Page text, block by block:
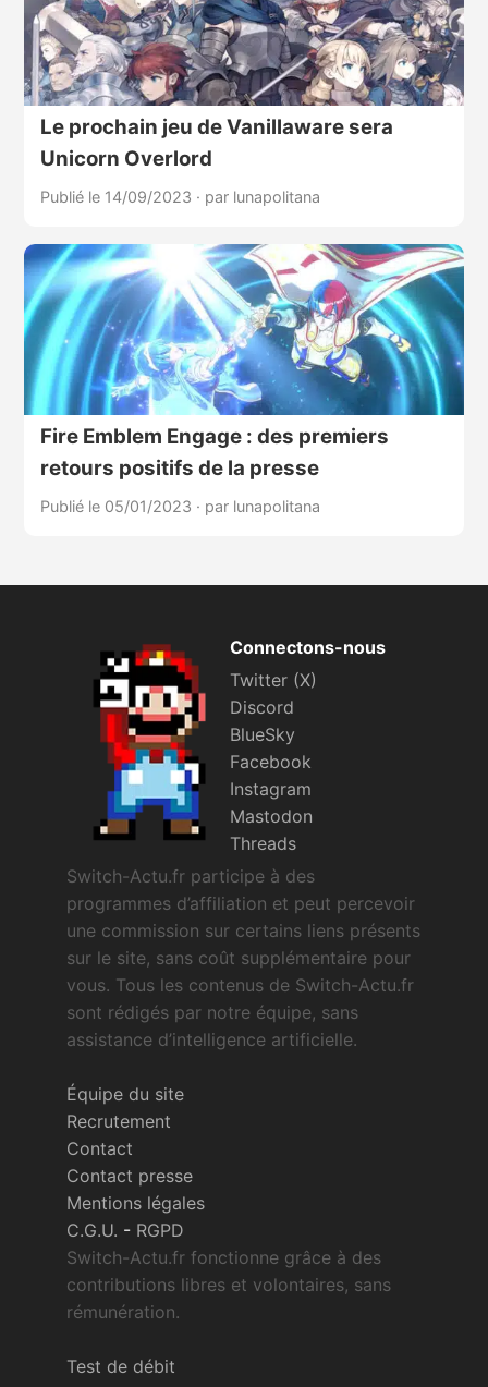
Le prochain jeu de Vanillaware sera
Unicorn Overlord
Publié le 14/09/2023 · par lunapolitana
Fire Emblem Engage : des premiers
retours positifs de la presse
Publié le 05/01/2023 · par lunapolitana
Connectons-nous
Twitter (X)
Discord
BlueSky
Facebook
Instagram
Mastodon
Threads
Switch-Actu.fr participe à des
programmes d’affiliation et peut percevoir
une commission sur certains liens présents
sur le site, sans coût supplémentaire pour
vous. Tous les contenus de Switch-Actu.fr
sont rédigés par notre équipe, sans
assistance d’intelligence artificielle.
Équipe du site
Recrutement
Contact
Contact presse
Mentions légales
C.G.U. - RGPD
Switch-Actu.fr fonctionne grâce à des
contributions libres et volontaires, sans
rémunération.
Test de débit